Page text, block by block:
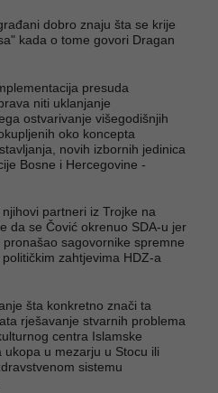
dobro znaju šta se krije
kada o tome govori Dragan
presuda
niti uklanjanje
ostvarivanje višegodišnjih
oko koncepta
novih izbornih jedinica
Bosne i Hercegovine -
partneri iz Trojke na
da se Čović okrenuo SDA-u jer
sagovornike spremne
zahtjevima HDZ-a
šta konkretno znači ta
rješavanje stvarnih problema
centra Islamske
u mezarju u Stocu ili
sistemu